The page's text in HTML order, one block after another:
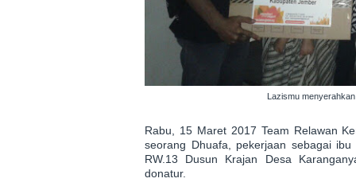
Lazismu
Rabu, 15 Maret 2017 Team Relawan
seorang Dhuafa, pekerjaan sebagai
RW.13 Dusun Krajan Desa
donatur.